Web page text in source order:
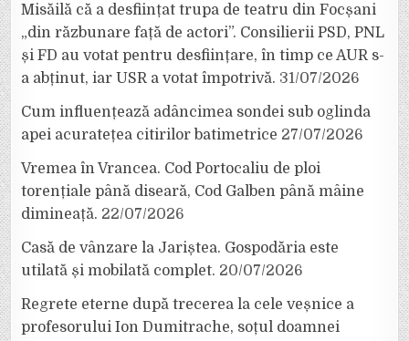
Misăilă că a desființat trupa de teatru din Focșani
„din răzbunare față de actori”. Consilierii PSD, PNL
și FD au votat pentru desființare, în timp ce AUR s-
a abținut, iar USR a votat împotrivă. 31/07/2026
Cum influențează adâncimea sondei sub oglinda
apei acuratețea citirilor batimetrice 27/07/2026
Vremea în Vrancea. Cod Portocaliu de ploi
torențiale până diseară, Cod Galben până mâine
dimineață. 22/07/2026
Casă de vânzare la Jariștea. Gospodăria este
utilată și mobilată complet. 20/07/2026
Regrete eterne după trecerea la cele veșnice a
profesorului Ion Dumitrache, soțul doamnei